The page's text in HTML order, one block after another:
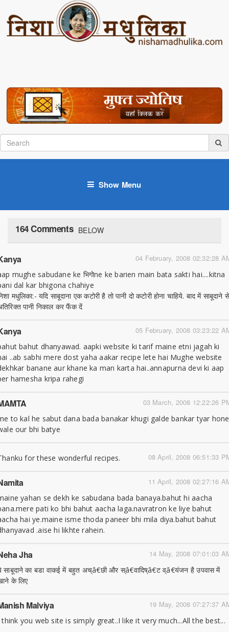
Show Menu
164 Comments BELOW
04 February, 2008 02:32:28
mughe sabudane ke भिगोne ke barien main bata sakti hai....kitna
dal kar bhigona chahiye
मधुलिका:- यदि साबूदाना एक कटोरी है तो पानी दो कटोरी होना चाहिये. बाद में साबूदाने से
पानी निकाल कर फैंक दें
05 February, 2008 03:23:22
bahut dhanyawad. aapki website ki tarif maine etni jagah ki
..ab sabhi mere dost yaha aakar recipe lete hai Mughe website
banane aur khane ka man karta hai..annapurna devi ki aap
hamesha kripa rahegi
03 March, 2008 12:22:26
to kal he sabut dana bada banakar khugi galde bankar tyar hone
our bhi batye
08 April, 2008 06:51:33
for these wonderful recipes.
11 April, 2008 02:27:16
yahan se dekh ke sabudana bada banaya.bahut hi aacha
pati ko bhi bahut aacha laga.navratron ke liye bahut
hai ye.maine isme thoda paneer bhi mila diya.bahut bahut
.aise hi likhte rahein.
14 May, 2008 07:01:03
Jha
साबूदाने का बडा वाकई में बहुत अच्â€छी और स्â€वादिष्â€ट व्â€यंजन है उपवास में
के लिए
19 May, 2008 07:27:37
Malviya
think you web site is simply great..I like it very much...All the best...